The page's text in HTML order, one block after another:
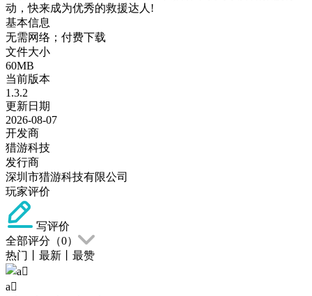
动，快来成为优秀的救援达人!
基本信息
无需网络；付费下载
文件大小
60MB
当前版本
1.3.2
更新日期
2026-08-07
开发商
猎游科技
发行商
深圳市猎游科技有限公司
玩家评价
写评价
全部评分（0）
热门
最新 最赞
a